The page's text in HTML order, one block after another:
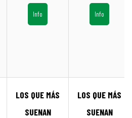
Info Info
LOS QUE MÁS
SUENAN
LOS QUE MÁS
SUENAN